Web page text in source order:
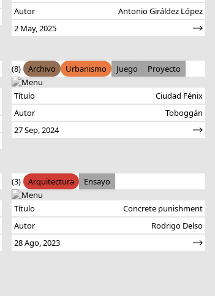
Autor
Antonio Giráldez López
2 May, 2025
(8) Archivo Urbanismo Juego Proyecto
Título
Ciudad Fénix
Autor
Toboggán
27 Sep, 2024
(3) Arquitectura Ensayo
Título
Concrete punishment
Autor
Rodrigo Delso
28 Ago, 2023